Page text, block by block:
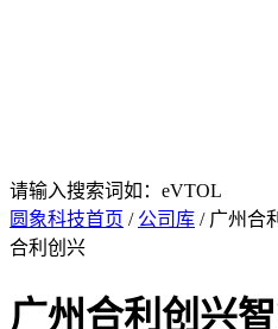
请输入搜索词如：eVTOL
圆象科技首页 / 公司库 / 广州合
合利创兴
广州合利创兴